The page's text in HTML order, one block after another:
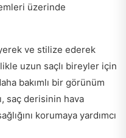
üzerinde
ve stilize ederek
uzun saçlı bireyler için
bakımlı bir görünüm
saç derisinin hava
korumaya yardımcı